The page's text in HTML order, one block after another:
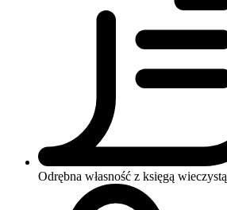
Odrębna własność z księgą wieczystą